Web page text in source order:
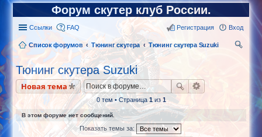
Форум скутер клуб России.
Ссылки FAQ Вход
Регистрация
Список форумов Тюнинг скутера
Тюнинг скутера Suzuki
Тюнинг скутера Suzuki
Новая тема
0 тем • Страница 1из 1
В этом форуме нет сообщений.
Показать темы за: